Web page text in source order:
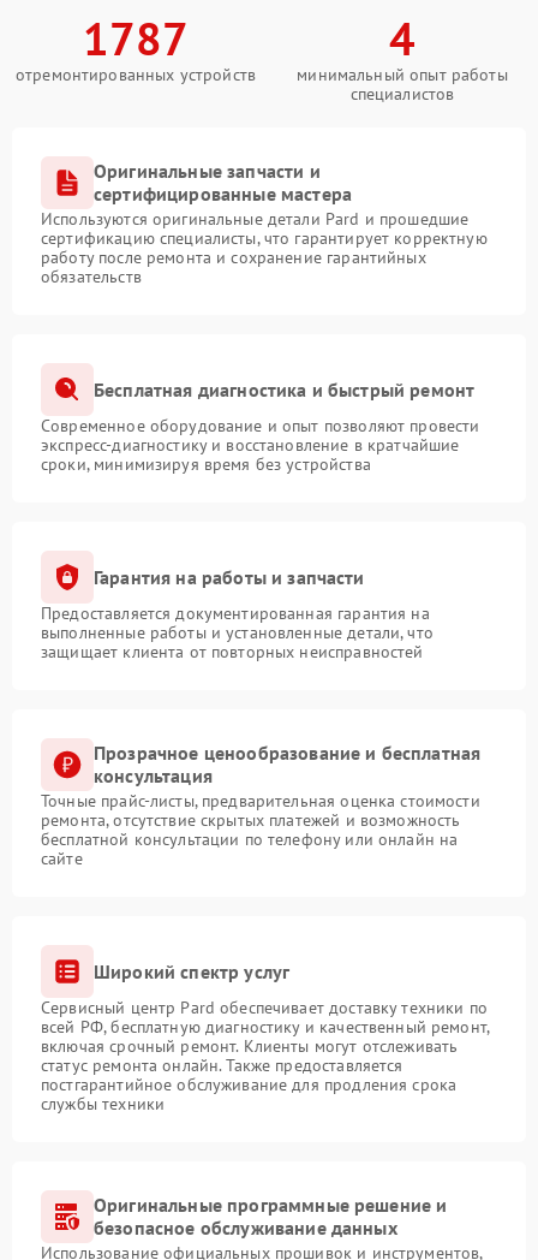
1787
отремонтированных устройств
4
минимальный опыт работы
специалистов
Оригинальные запчасти и
сертифицированные мастера
Используются оригинальные детали Pard и прошедшие
сертификацию специалисты, что гарантирует корректную
работу после ремонта и сохранение гарантийных
обязательств
Бесплатная диагностика и быстрый ремонт
Современное оборудование и опыт позволяют провести
экспресс-диагностику и восстановление в кратчайшие
сроки, минимизируя время без устройства
Гарантия на работы и запчасти
Предоставляется документированная гарантия на
выполненные работы и установленные детали, что
защищает клиента от повторных неисправностей
Прозрачное ценообразование и бесплатная
консультация
Точные прайс-листы, предварительная оценка стоимости
ремонта, отсутствие скрытых платежей и возможность
бесплатной консультации по телефону или онлайн на
сайте
Широкий спектр услуг
Сервисный центр Pard обеспечивает доставку техники по
всей РФ, бесплатную диагностику и качественный ремонт,
включая срочный ремонт. Клиенты могут отслеживать
статус ремонта онлайн. Также предоставляется
постгарантийное обслуживание для продления срока
службы техники
Оригинальные программные решение и
безопасное обслуживание данных
Использование официальных прошивок и инструментов,